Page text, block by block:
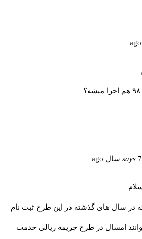
سال های گذشته در این طرح ثبت نام
امسال در طرح جریمه ریالی خدمت